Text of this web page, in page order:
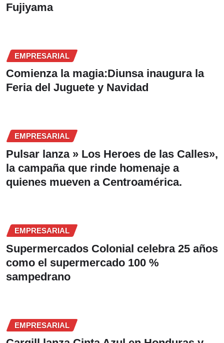
Fujiyama
EMPRESARIAL
Comienza la magia:Diunsa inaugura la
Feria del Juguete y Navidad
EMPRESARIAL
Pulsar lanza » Los Heroes de las Calles»,
la campaña que rinde homenaje a
quienes mueven a Centroamérica.
EMPRESARIAL
Supermercados Colonial celebra 25 años
como el supermercado 100 %
sampedrano
EMPRESARIAL